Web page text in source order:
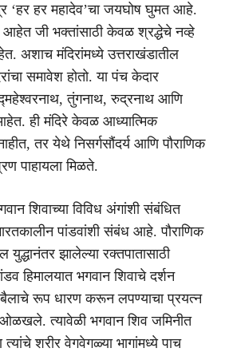
‘हर हर महादेव’चा जयघोष घुमत आहे.
जी भक्तांसाठी केवळ श्रद्धेचे नव्हे
अशाच मंदिरांमध्ये उत्तराखंडातील
समावेश होतो. या पंच केदार
तुंगनाथ, रुद्रनाथ आणि
ही मंदिरे केवळ आध्यात्मिक
तर येथे निसर्गसौंदर्य आणि पौराणिक
पाहायला मिळते.
शिवाच्या विविध अंगांशी संबंधित
पांडवांशी संबंध आहे. पौराणिक
युद्धानंतर झालेल्या रक्तपातासाठी
हिमालयात भगवान शिवाचे दर्शन
बैलाचे रूप धारण करून लपण्याचा प्रयत्न
ओळखले. त्यावेळी भगवान शिव जमिनीत
शरीर वेगवेगळ्या भागांमध्ये पाच